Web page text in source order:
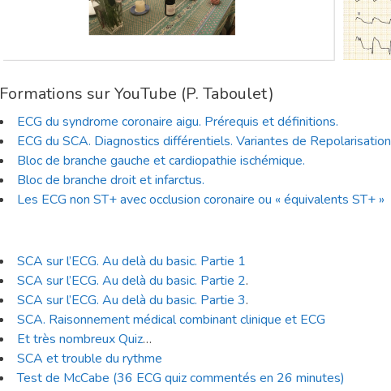
Formations sur YouTube (P. Taboulet)
ECG du syndrome coronaire aigu. Prérequis et définitions.
ECG du SCA. Diagnostics différentiels. Variantes de
Bloc de branche gauche et cardiopathie ischémique.
Bloc de branche droit et infarctus.
Les ECG non ST+ avec occlusion coronaire ou « équivalents ST+ »
SCA sur l’ECG. Au delà du basic. Partie 1
SCA sur l’ECG. Au delà du basic. Partie 2.
SCA sur l’ECG. Au delà du basic. Partie 3.
SCA. Raisonnement médical combinant clinique et ECG
Et très nombreux Quiz…
SCA et trouble du rythme
Test de McCabe (36 ECG quiz commentés en 26 minutes)